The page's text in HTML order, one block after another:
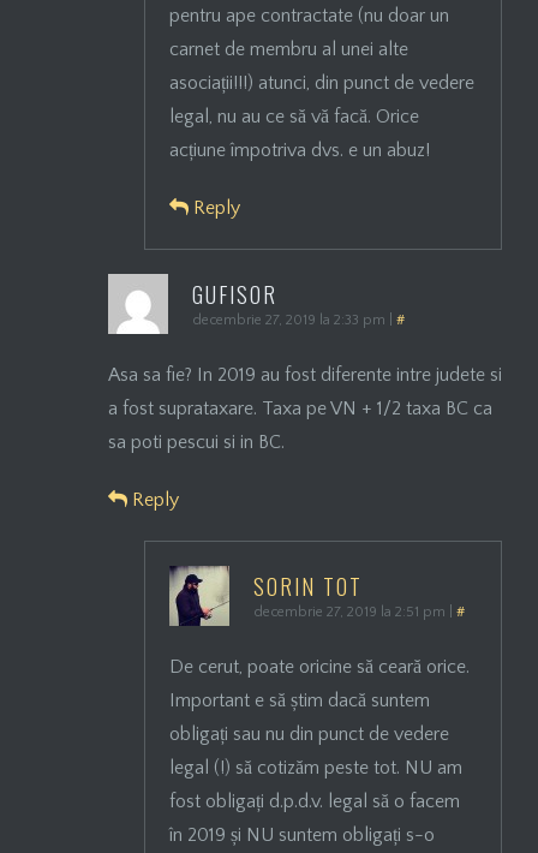
pentru ape contractate (nu doar un
carnet de membru al unei alte
asociații!!!) atunci, din punct de vedere
legal, nu au ce să vă facă. Orice
acțiune împotriva dvs. e un abuz!
Reply
GUFISOR
decembrie 27, 2019 la 2:33 pm #
Asa sa fie? In 2019 au fost diferente intre judete si
a fost suprataxare. Taxa pe VN + 1/2 taxa BC ca
sa poti pescui si in BC.
Reply
SORIN TOT
decembrie 27, 2019 la 2:51 pm #
De cerut, poate oricine să ceară orice.
Important e să știm dacă suntem
obligați sau nu din punct de vedere
legal (!) să cotizăm peste tot. NU am
fost obligați d.p.d.v. legal să o facem
în 2019 și NU suntem obligați s-o